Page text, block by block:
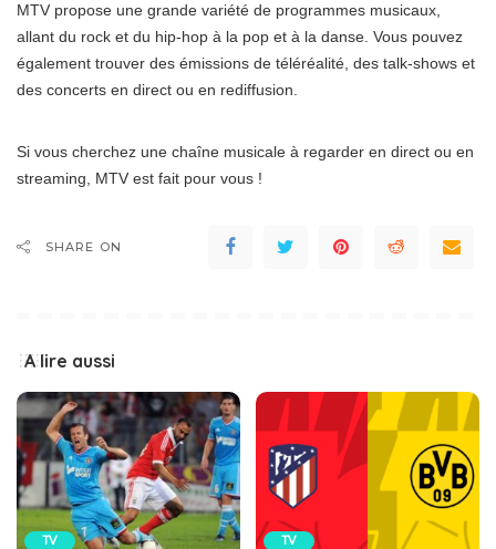
MTV propose une grande variété de programmes musicaux,
allant du rock et du hip-hop à la pop et à la danse. Vous pouvez
également trouver des émissions de téléréalité, des talk-shows et
des concerts en direct ou en rediffusion.
Si vous cherchez une chaîne musicale à regarder en direct ou en
streaming, MTV est fait pour vous !
SHARE ON
A lire aussi
TV TV